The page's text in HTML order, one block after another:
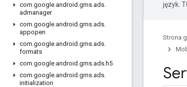
com.google.android .gms.ads.
admanager
com.google.android .gms.ads.
appopen
com.google.android .gms.ads.
formats
com.google.android .gms.ads.h5
com.google.android .gms.ads.
initialization
język.
Strona